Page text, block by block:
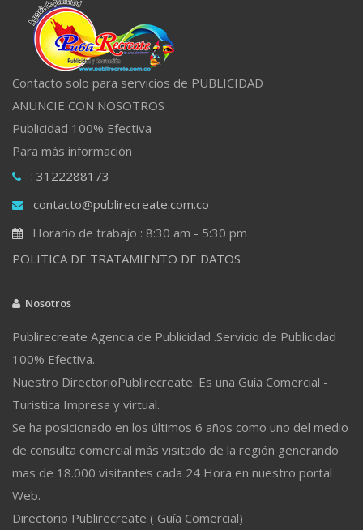
Contacto solo para servicios de PUBLICIDAD
ANUNCIE CON NOSOTROS
Publicidad 100% Efectiva
Para más información
: 3122288173
contacto@publirecreate.com.co
Horario de trabajo : 8:30 am - 5:30 pm
POLITICA DE TRATAMIENTO DE DATOS
Nosotros
Publirecreate Agencia de Publicidad .Servicio de Publicidad
100% Efectiva.
Nuestro DirectorioPublirecreate. Es una Guía Comercial -
Turistica Impresa y virtual.
Se ha posicionado en los últimos 6 años como uno del medio
de consulta comercial más visitado de la región generando
mas de 18.000 visitantes cada 24 Hora en nuestro portal
Web.
Directorio Publirecreate ( Guía Comercial)